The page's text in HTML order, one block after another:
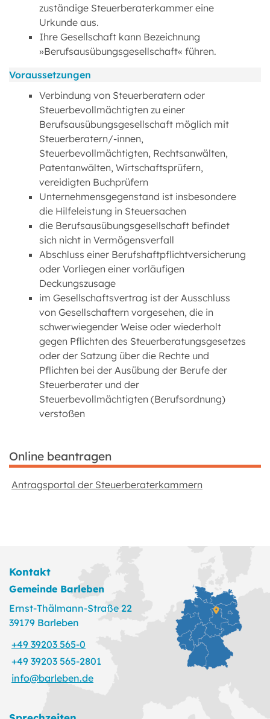
zuständige Steuerberaterkammer eine
Urkunde aus.
Ihre Gesellschaft kann Bezeichnung
»Berufsausübungsgesellschaft« führen.
Voraussetzungen
Verbindung von Steuerberatern oder
Steuerbevollmächtigten zu einer
Berufsausübungsgesellschaft möglich mit
Steuerberatern/-innen,
Steuerbevollmächtigten, Rechtsanwälten,
Patentanwälten, Wirtschaftsprüfern,
vereidigten Buchprüfern
Unternehmensgegenstand ist insbesondere
die Hilfeleistung in Steuersachen
die Berufsausübungsgesellschaft befindet
sich nicht in Vermögensverfall
Abschluss einer Berufshaftpflichtversicherung
oder Vorliegen einer vorläufigen
Deckungszusage
im Gesellschaftsvertrag ist der Ausschluss
von Gesellschaftern vorgesehen, die in
schwerwiegender Weise oder wiederholt
gegen Pflichten des Steuerberatungsgesetzes
oder der Satzung über die Rechte und
Pflichten bei der Ausübung der Berufe der
Steuerberater und der
Steuerbevollmächtigten (Berufsordnung)
verstoßen
Online beantragen
Antragsportal der Steuerberaterkammern
Kontakt
Gemeinde Barleben
Ernst-Thälmann-Straße 22
39179 Barleben
+49 39203 565-0
+49 39203 565-2801
info@barleben.de